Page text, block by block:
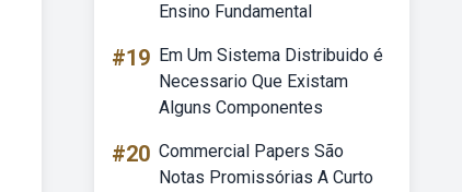
Ensino Fundamental
#19 Em Um Sistema Distribuido é
Necessario Que Existam
Alguns Componentes
#20 Commercial Papers São
Notas Promissórias A Curto